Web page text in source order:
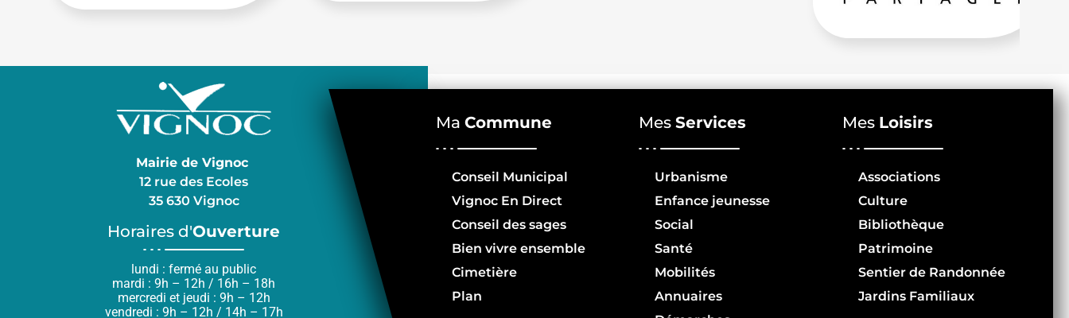
Mairie de Vignoc
12 rue des Ecoles
35 630 Vignoc
Horaires d'Ouverture
lundi : fermé au public
mardi : 9h – 12h / 16h – 18h
mercredi et jeudi : 9h – 12h
vendredi : 9h – 12h / 14h – 17h
Ma Commune
Conseil Municipal
Vignoc En Direct
Conseil des sages
Bien vivre ensemble
Cimetière
Plan
MesServices
Urbanisme
Enfance jeunesse
Social
Santé
Mobilités
Annuaires
Mes Loisirs
Associations
Culture
Bibliothèque
Patrimoine
Sentier de Randonnée
Jardins Familiaux